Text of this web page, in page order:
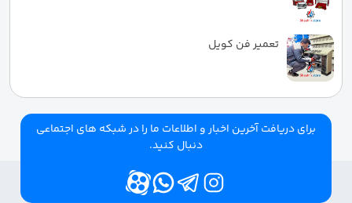
تعمیر فن کویل
برای دریافت آخرین اخبار و اطلاعات ما را در شبکه های اجتماعی
دنبال کنید.